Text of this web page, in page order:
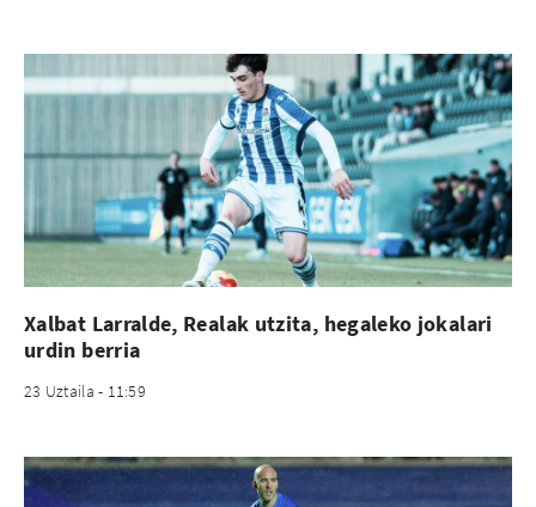
Xalbat Larralde, Realak utzita, hegaleko jokalari
urdin berria
23 Uztaila - 11:59